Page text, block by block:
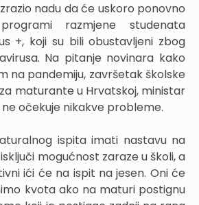
nadu da će uskoro ponovno
razmjene studenata
+, koji su bili obustavljeni zbog
Na pitanje novinara kako
na pandemiju, završetak školske
maturante u Hrvatskoj, ministar
očekuje nikakve probleme.
ispita imati nastavu na
mogućnost zaraze u školi, a
ići će na ispit na jesen. Oni će
kvota ako na maturi postignu